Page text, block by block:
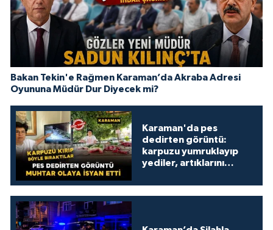
Bakan Tekin'e Rağmen Karaman’da Akraba Adresi
Oyununa Müdür Dur Diyecek mi?
Karaman'da pes
dedirten görüntü:
karpuzu yumruklayıp
yediler, artıklarını